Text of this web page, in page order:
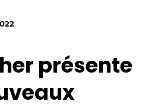
présente